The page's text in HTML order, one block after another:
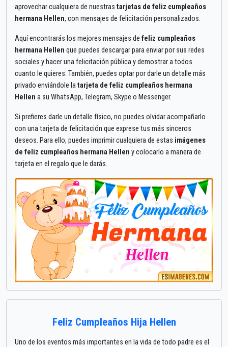
aprovechar cualquiera de nuestras tarjetas de feliz cumpleaños
hermana Hellen, con mensajes de felicitación personalizados.
Aquí encontrarás los mejores mensajes de feliz cumpleaños
hermana Hellen que puedes descargar para enviar por sus redes
sociales y hacer una felicitación pública y demostrar a todos
cuanto le quieres. También, puedes optar por darle un detalle más
privado enviándole latarjeta de feliz cumpleaños hermana
Hellen a su WhatsApp, Telegram, Skype o Messenger.
Si prefieres darle un detalle físico, no puedes olvidar acompañarlo
con una tarjeta de felicitación que exprese tus más sinceros
deseos. Para ello, puedes imprimir cualquiera de estas imágenes
de feliz cumpleaños hermana Hellen y colocarlo a manera de
tarjeta en el regalo que le darás.
Feliz Cumpleaños Hija Hellen
Uno de los eventos más importantes en la vida de todo padre es el